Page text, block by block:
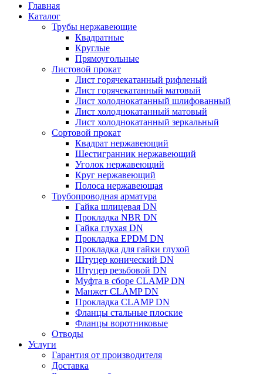
Главная
Каталог
Трубы нержавеющие
Квадратные
Круглые
Прямоугольные
Листовой прокат
Лист горячекатанный рифленый
Лист горячекатанный матовый
Лист холоднокатанный шлифованный
Лист холоднокатанный матовый
Лист холоднокатанный зеркальный
Сортовой прокат
Квадрат нержавеющий
Шестигранник нержавеющий
Уголок нержавеющий
Круг нержавеющий
Полоса нержавеющая
Трубопроводная арматура
Гайка шлицевая DN
Прокладка NBR DN
Гайка глухая DN
Прокладка EPDM DN
Прокладка для гайки глухой
Штуцер конический DN
Штуцер резьбовой DN
Муфта в сборе CLAMP DN
Манжет CLAMP DN
Прокладка CLAMP DN
Фланцы стальные плоские
Фланцы воротниковые
Отводы
Услуги
Гарантия от производителя
Доставка